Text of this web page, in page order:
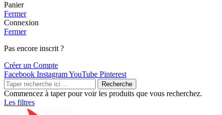
Panier
Fermer
Connexion
Fermer
Pas encore inscrit ?
Créer un Compte
Facebook InstagramYouTube Pinterest
Recherche
Commencez à taper pour voir les produits que vous recherchez.
Les filtres